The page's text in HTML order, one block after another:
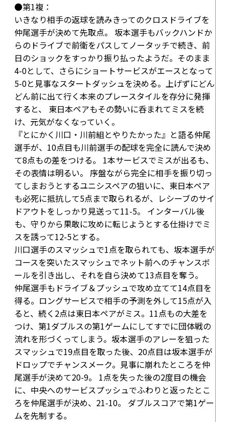
●第1複：
いきなり相手の返球を読みきってのクロスドライブを
仲尾選手が決めて先取点。 坂本選手もバックハンドか
らのドライブで前衛をパスしてノータッチで続き、前
日のショックをすっかり振り払ったようだ。そのまま
4-0として、さらにショートサービスがエースとなって
5-0と見事なスタートダッシュを決める。上げずにどん
どん前に出て行く本来のプレースタイルを存分に発揮
すると、 東日本ペアもその勢いに呑まれてミスを続
け、元気がなくなっていく。
『とにかく川口・川前組とやりたかった』と語る仲尾
選手が、 10点目も川前選手の配球を完全に読んで決め
て8点もの差をつける。 1本サービスでミスが出るも、
その表情は明るい。 序盤ながら完全に相手を振り切っ
てしまおうとするユニシスペアの狙いに、東日本ペア
も必死に抵抗して5点まで取られるが、レシーブのサイ
ドアウトをしっかり見送って11-5。 インターバル後
も、守りから果敢に攻めに転じようとする仕掛けでミ
スを誘って12-5とする。
川口選手のスマッシュで1点を取られても、坂本選手が
コースを突いたスマッシュでネット前へのチャンスボ
ールを引き出し、それを自ら決めて13点目を奪う。
仲尾選手もドライブ＆プッシュで攻め立てて14点目を
得る。ロングサービスで相手の予測を外して15点が入
ると、続く2点は東日本ペアがミス。11点もの大差を
つけ、第1ダブルスの第1ゲームにしてすでに団体戦の
流れを形づくってしまう。坂本選手のアレーを狙った
スマッシュで19点目を取った後、20点目は坂本選手が
ドロップでチャンスメーク。見事に崩れたところを仲
尾選手が決めて20-9。 1点を失った後の2度目の機会
に、中央へのサービスプッシュでふわりと返ったとこ
ろを仲尾選手が決め、 21-10。 ダブルスコアで第1ゲー
ムを先制する。